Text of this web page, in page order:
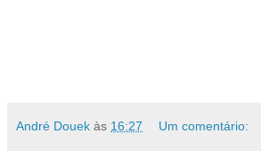
André Douek às 16:27 Um comentário: